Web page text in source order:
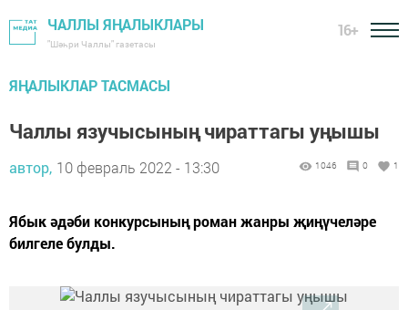
ЧАЛЛЫ ЯҢАЛЫКЛАРЫ
"Шәһри Чаллы" газетасы
16+
ЯҢАЛЫКЛАР ТАСМАСЫ
Чаллы язучысының чираттагы уңышы
автор, 10 февраль 2022 - 13:30 1046 0 1
Ябык әдәби конкурсының роман жанры җиңүчеләре
билгеле булды.